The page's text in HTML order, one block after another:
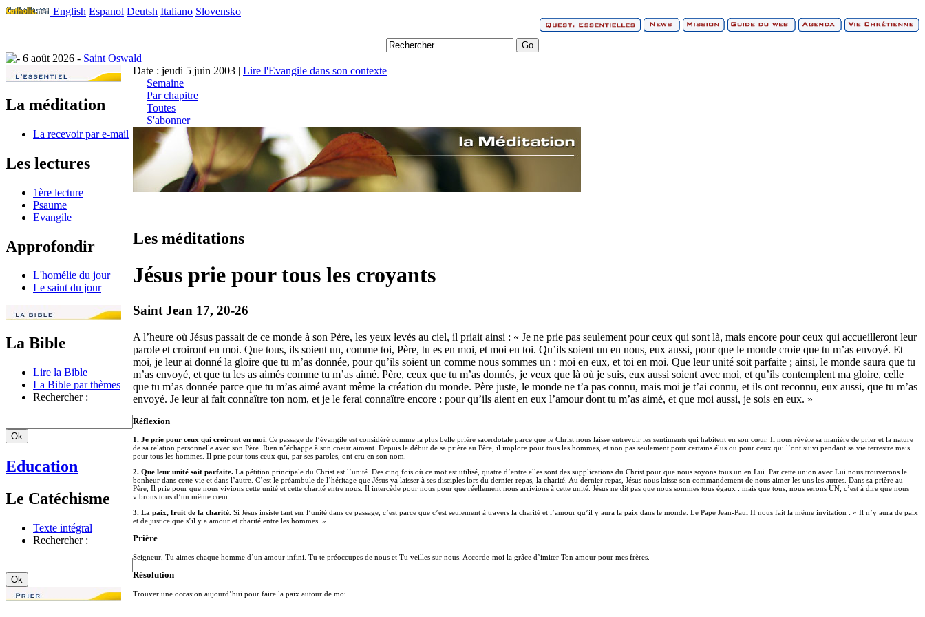
English Espanol Deutsh Italiano Slovensko
6 août 2026 - Saint Oswald
La méditation
La recevoir par e-mail
Les lectures
1ère lecture
Psaume
Evangile
Approfondir
L'homélie du jour
Le saint du jour
La Bible
Lire la Bible
La Bible par thèmes
Rechercher :
Education
Le Catéchisme
Texte intégral
Rechercher :
Date : jeudi 5 juin 2003 | Lire l'Evangile dans son contexte
Semaine
Par chapitre
Toutes
S'abonner
Les méditations
Jésus prie pour tous les croyants
Saint Jean 17, 20-26
A l’heure où Jésus passait de ce monde à son Père, les yeux levés au ciel, il priait ainsi : « Je ne prie pas seulement pour ceux qui sont là, mais encore pour ceux qui accueilleront leur
parole et croiront en moi. Que tous, ils soient un, comme toi, Père, tu es en moi, et moi en toi. Qu’ils soient un en nous, eux aussi, pour que le monde croie que tu m’as envoyé. Et
moi, je leur ai donné la gloire que tu m’as donnée, pour qu’ils soient un comme nous sommes un : moi en eux, et toi en moi. Que leur unité soit parfaite ; ainsi, le monde saura que tu
m’as envoyé, et que tu les as aimés comme tu m’as aimé. Père, ceux que tu m’as donnés, je veux que là où je suis, eux aussi soient avec moi, et qu’ils contemplent ma gloire, celle
que tu m’as donnée parce que tu m’as aimé avant même la création du monde. Père juste, le monde ne t’a pas connu, mais moi je t’ai connu, et ils ont reconnu, eux aussi, que tu m’as
envoyé. Je leur ai fait connaître ton nom, et je le ferai connaître encore : pour qu’ils aient en eux l’amour dont tu m’as aimé, et que moi aussi, je sois en eux. »
Réflexion
1. Je prie pour ceux qui croiront en moi. Ce passage de l’évangile est considéré comme la plus belle prière sacerdotale parce que le Christ nous laisse entrevoir les sentiments qui habitent en son cœur. Il nous révèle sa manière de prier et la nature
de sa relation personnelle avec son Père. Rien n’échappe à son coeur aimant. Depuis le début de sa prière au Père, il implore pour tous les hommes, et non pas seulement pour certains élus ou pour ceux qui l’ont suivi pendant sa vie terrestre mais
pour tous les hommes. Il prie pour tous ceux qui, par ses paroles, ont cru en son nom.
2. Que leur unité soit parfaite. La pétition principale du Christ est l’unité. Des cinq fois où ce mot est utilisé, quatre d’entre elles sont des supplications du Christ pour que nous soyons tous un en Lui. Par cette union avec Lui nous trouverons le
bonheur dans cette vie et dans l’autre. C’est le préambule de l’héritage que Jésus va laisser à ses disciples lors du dernier repas, la charité. Au dernier repas, Jésus nous laisse son commandement de nous aimer les uns les autres. Dans sa prière au
Père, Il prie pour que nous vivions cette unité et cette charité entre nous. Il intercède pour nous pour que réellement nous arrivions à cette unité. Jésus ne dit pas que nous sommes tous égaux : mais que tous, nous serons UN, c’est à dire que nous
vibrons tous d’un même cœur.
3. La paix, fruit de la charité. Si Jésus insiste tant sur l’unité dans ce passage, c’est parce que c’est seulement à travers la charité et l’amour qu’il y aura la paix dans le monde. Le Pape Jean-Paul II nous fait la même invitation : « Il n’y aura de paix
et de justice que s’il y a amour et charité entre les hommes. »
Prière
Seigneur, Tu aimes chaque homme d’un amour infini. Tu te préoccupes de nous et Tu veilles sur nous. Accorde-moi la grâce d’imiter Ton amour pour mes frères.
Résolution
Trouver une occasion aujourd’hui pour faire la paix autour de moi.